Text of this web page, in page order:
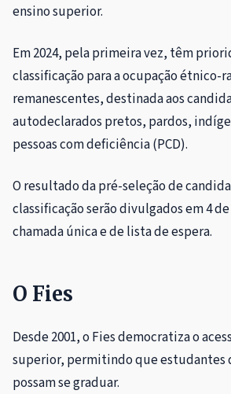
ensino superior.
Em 2024, pela primeira vez, têm
classificação para a ocupação étnico-
remanescentes, destinada aos
autodeclarados pretos, pardos,
pessoas com deficiência (PCD).
O resultado da pré-seleção de
classificação serão divulgados em 4
chamada única e de lista de espera.
O Fies
Desde 2001, o Fies democratiza o
superior, permitindo que estudantes
possam se graduar.